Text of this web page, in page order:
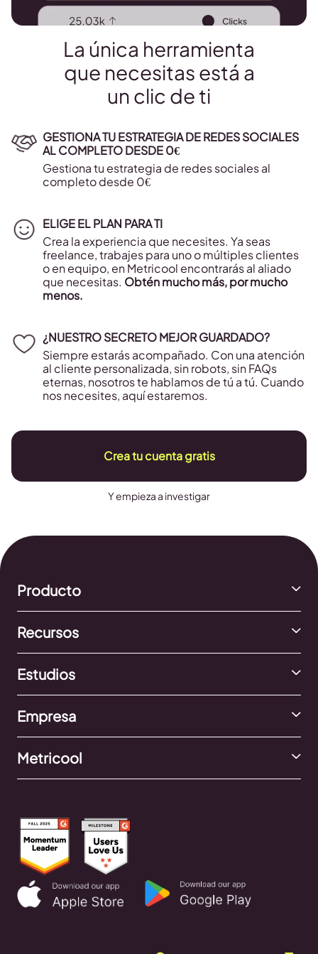
La única herramienta
que necesitas está a
un clic de ti
GESTIONA TU ESTRATEGIA DE REDES SOCIALES
AL COMPLETO DESDE 0€
Gestiona tu estrategia de redes sociales al
completo desde 0€
ELIGE EL PLAN PARA TI
Crea la experiencia que necesites. Ya seas
freelance, trabajes para uno o múltiples clientes
o en equipo, en Metricool encontrarás al aliado
que necesitas. Obtén mucho más, por mucho
menos.
¿NUESTRO SECRETO MEJOR GUARDADO?
Siempre estarás acompañado. Con una atención
al cliente personalizada, sin robots, sin FAQs
eternas, nosotros te hablamos de tú a tú. Cuando
nos necesites, aquí estaremos.
Crea tu cuenta gratis
Y empieza a investigar
Producto
Recursos
Estudios
Empresa
Metricool